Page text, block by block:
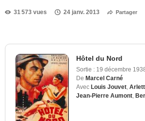
31 573 vues 24 janv. 2013 Partager
Hôtel du Nord
Sortie : 19 décembre
De Marcel Carné
Avec Louis Jouvet
Jean-Pierre Aumont